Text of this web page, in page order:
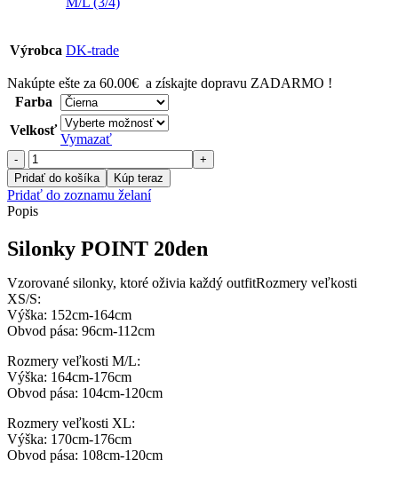
Výrobca DK-trade
Nakúpte ešte za 60.00€ a získajte dopravu ZADARMO !
Farba
Velkosť
Vymazať
množstvo
Silonky
POINT
20den
Pridať do košíka Kúp teraz
Pridať do zoznamu želaní
Popis
Silonky POINT 20den
Vzorované silonky, ktoré oživia každý outfitRozmery veľkosti
XS/S:
Výška: 152cm-164cm
Obvod pása: 96cm-112cm
Rozmery veľkosti M/L:
Výška: 164cm-176cm
Obvod pása: 104cm-120cm
Rozmery veľkosti XL:
Výška: 170cm-176cm
Obvod pása: 108cm-120cm